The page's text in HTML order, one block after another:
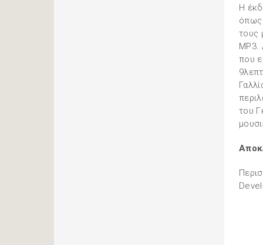
Η
όπως
τους
MP3.
που
του